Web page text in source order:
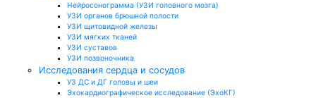
Нейросонограмма (УЗИ головного мозга)
УЗИ органов брюшной полости
УЗИ щитовидной железы
УЗИ мягких тканей
УЗИ суставов
УЗИ позвоночника
Исследования сердца и сосудов
УЗ ДС и ДГ головы и шеи
Эхокардиографическое исследование (ЭхоКГ)